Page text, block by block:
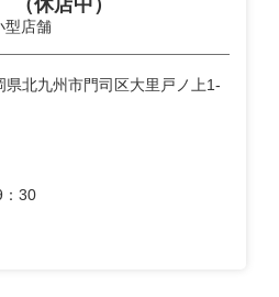
休店中）
型店舗
県北九州市門司区大里戸ノ上1-
：30